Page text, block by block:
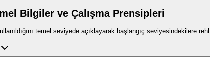
Bilgiler ve Çalışma Prensipleri
temel seviyede açıklayarak başlangıç seviyesindekilere